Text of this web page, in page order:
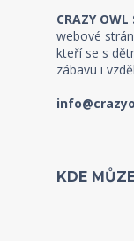
CRAZY OWL
webové
kteří se s
zábavu i
KDE